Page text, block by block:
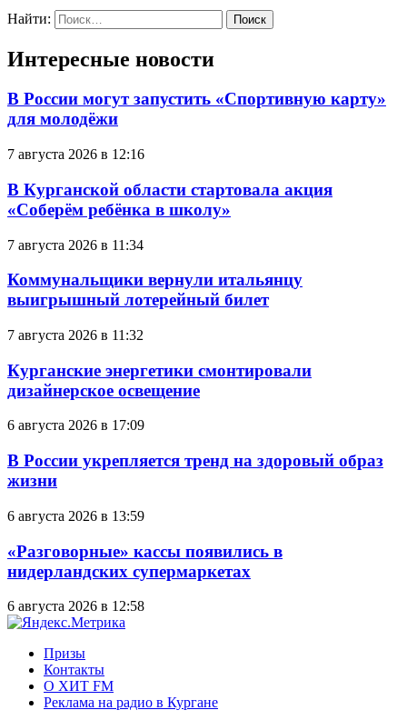
Найти:
Интересные новости
В России могут запустить «Спортивную карту»
для молодёжи
7 августа 2026 в 12:16
В Курганской области стартовала акция
«Соберём ребёнка в школу»
7 августа 2026 в 11:34
Коммунальщики вернули итальянцу
выигрышный лотерейный билет
7 августа 2026 в 11:32
Курганские энергетики смонтировали
дизайнерское освещение
6 августа 2026 в 17:09
В России укрепляется тренд на здоровый образ
жизни
6 августа 2026 в 13:59
«Разговорные» кассы появились в
нидерландских супермаркетах
6 августа 2026 в 12:58
Призы
Контакты
О ХИТ FM
Реклама на радио в Кургане